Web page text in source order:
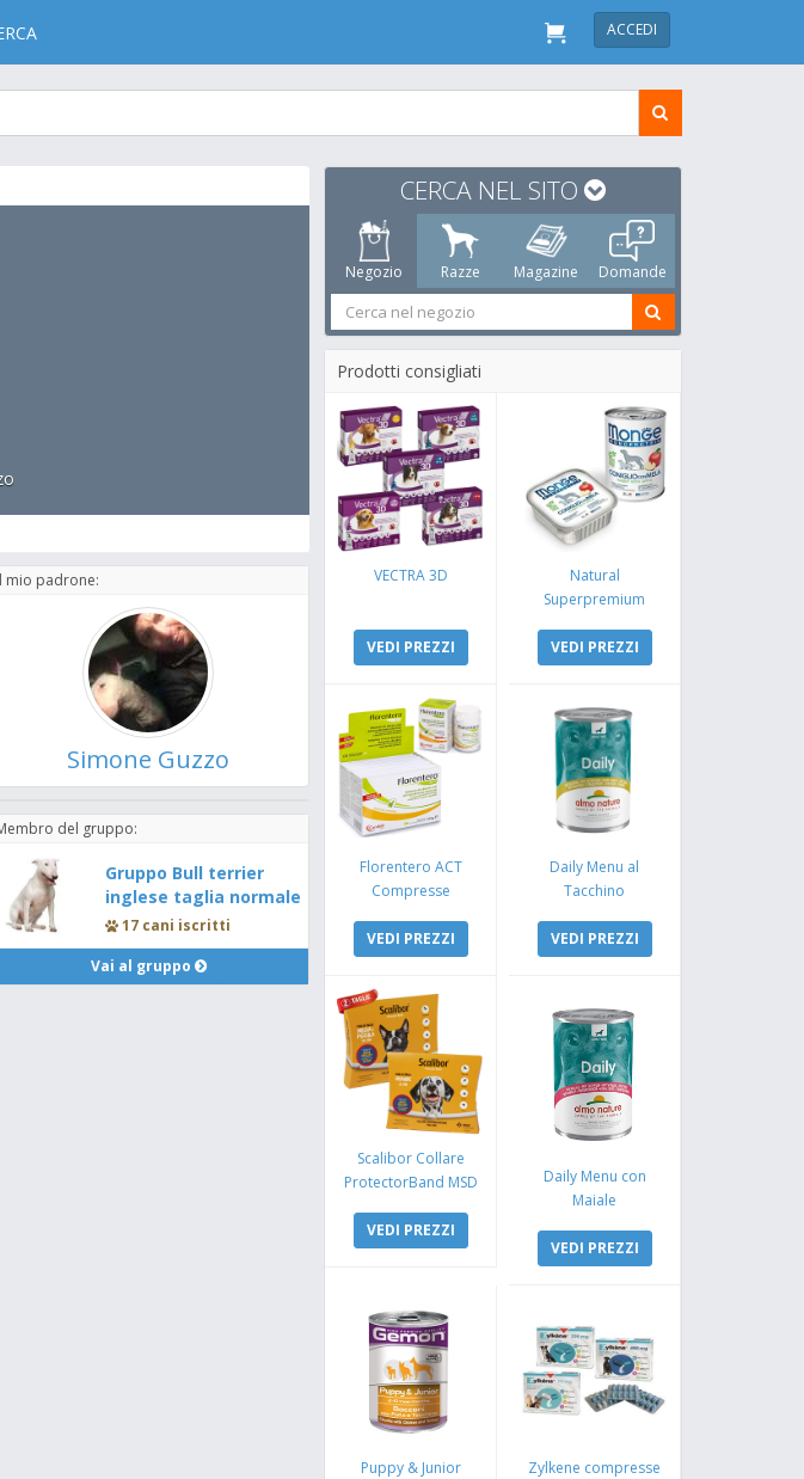
ACCEDI
mio padrone:
Simone Guzzo
del gruppo:
Gruppo Bull terrier
inglese taglia normale
17 cani iscritti
Vai al gruppo
CERCA NEL SITO
Negozio Razze Magazine Domande
Prodotti consigliati
VECTRA 3D
VEDI PREZZI
Natural
Superpremium
Coniglio e Mela
VEDI PREZZI
Florentero ACT
Compresse
VEDI PREZZI
Daily Menu al
Tacchino
VEDI PREZZI
Scalibor Collare
ProtectorBand MSD
VEDI PREZZI
Daily Menu con
Maiale
VEDI PREZZI
Puppy & Junior
Zylkene compresse